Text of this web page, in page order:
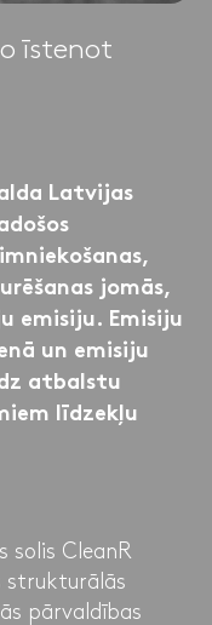
īstenot
Latvijas
jomās,
emisiju. Emisiju
un emisiju
atbalstu
līdzekļu
solis CleanR
strukturālās
pārvaldības